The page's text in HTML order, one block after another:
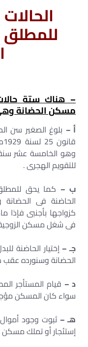
– هناك ستة
مسكن الحضانة
أ‌ –
وهو الخامسة عشر
للتقويم الهجرى .
ب‌ –كما يحق
الحاضنة فى
كزواجها بأجنبى فإذا
فى شغل مسكن
جـ –إختيار الحاضنة
الحضانة وسنورده عقب
د – قيام المستأجر
سواء كان المسكن
هـ –ثبوت وجود
إستئجار أو تملك